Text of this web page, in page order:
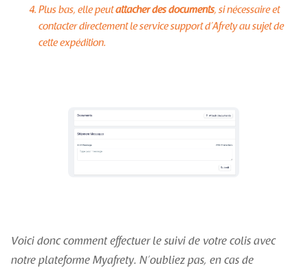
Plus bas, elle peutattacher des documents, si nécessaire et
contacter directement le service support d’Afrety au sujet de
cette expédition.
Voici donc comment effectuer le suivi de votre colis avec
notre plateforme Myafrety. N’oubliez pas, en cas de